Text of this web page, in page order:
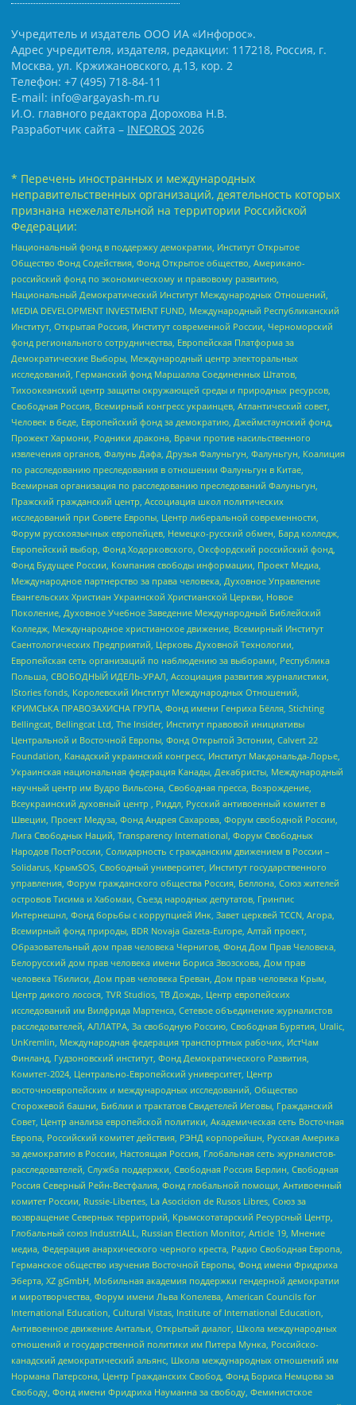
Учредитель и издатель ООО ИА «Инфорос».
Адрес учредителя, издателя, редакции: 117218, Россия, г.
Москва, ул. Кржижановского, д.13, кор. 2
Телефон: +7 (495) 718-84-11
E-mail: info@argayash-m.ru
И.О. главного редактора Дорохова Н.В.
Разработчик сайта – INFOROS 2026
* Перечень иностранных и международных
неправительственных организаций, деятельность которых
признана нежелательной на территории Российской
Федерации:
Национальный фонд в поддержку демократии, Институт Открытое
Общество Фонд Содействия, Фонд Открытое общество, Американо-
российский фонд по экономическому и правовому развитию,
Национальный Демократический Институт Международных Отношений,
MEDIA DEVELOPMENT INVESTMENT FUND, Международный Республиканский
Институт, Открытая Россия, Институт современной России, Черноморский
фонд регионального сотрудничества, Европейская Платформа за
Демократические Выборы, Международный центр электоральных
исследований, Германский фонд Маршалла Соединенных Штатов,
Тихоокеанский центр защиты окружающей среды и природных ресурсов,
Свободная Россия, Всемирный конгресс украинцев, Атлантический совет,
Человек в беде, Европейский фонд за демократию, Джеймстаунский фонд,
Прожект Хармони, Родники дракона, Врачи против насильственного
извлечения органов, Фалунь Дафа, Друзья Фалуньгун, Фалуньгун, Коалиция
по расследованию преследования в отношении Фалуньгун в Китае,
Всемирная организация по расследованию преследований Фалуньгун,
Пражский гражданский центр, Ассоциация школ политических
исследований при Совете Европы, Центр либеральной современности,
Форум русскоязычных европейцев, Немецко-русский обмен, Бард колледж,
Европейский выбор, Фонд Ходорковского, Оксфордский российский фонд,
Фонд Будущее России, Компания свободы информации, Проект Медиа,
Международное партнерство за права человека, Духовное Управление
Евангельских Христиан Украинской Христианской Церкви, Новое
Поколение, Духовное Учебное Заведение Международный Библейский
Колледж, Международное христианское движение, Всемирный Институт
Саентологических Предприятий, Церковь Духовной Технологии,
Европейская сеть организаций по наблюдению за выборами, Республика
Польша, СВОБОДНЫЙ ИДЕЛЬ-УРАЛ, Ассоциация развития журналистики,
IStories fonds, Королевский Институт Международных Отношений,
КРИМСЬКА ПРАВОЗАХИСНА ГРУПА, Фонд имени Генриха Бёлля, Stichting
Bellingcat, Bellingcat Ltd, The Insider, Институт правовой инициативы
Центральной и Восточной Европы, Фонд Открытой Эстонии, Calvert 22
Foundation, Канадский украинский конгресс, Институт Макдональда-Лорье,
Украинская национальная федерация Канады, Декабристы, Международный
научный центр им Вудро Вильсона, Свободная пресса, Возрождение,
Всеукраинский духовный центр , Риддл, Русский антивоенный комитет в
Швеции, Проект Медуза, Фонд Андрея Сахарова, Форум свободной России,
Лига Свободных Наций, Transparеncy International, Форум Свободных
Народов ПостРоссии, Солидарность с гражданским движением в России –
Solidarus, КрымSOS, Свободный университет, Институт государственного
управления, Форум гражданского общества Россия, Беллона, Союз жителей
островов Тисима и Хабомаи, Съезд народных депутатов, Гринпис
Интернешнл, Фонд борьбы с коррупцией Инк, Завет церквей TCCN, Агора,
Всемирный фонд природы, BDR Novaja Gazeta-Europe, Алтай проект,
Образовательный дом прав человека Чернигов, Фонд Дом Прав Человека,
Белорусский дом прав человека имени Бориса Звозскова, Дом прав
человека Тбилиси, Дом прав человека Ереван, Дом прав человека Крым,
Центр дикого лосося, TVR Studios, ТВ Дождь, Центр европейских
исследований им Вилфрида Мартенса, Сетевое объединение журналистов
расследователей, АЛЛАТРА, За свободную Россию, Свободная Бурятия, Uralic,
UnKremlin, Международная федерация транспортных рабочих, ИстЧам
Финланд, Гудзоновский институт, Фонд Демократического Развития,
Комитет-2024, Центрально-Европейский университет, Центр
восточноевропейских и международных исследований, Общество
Сторожевой башни, Библии и трактатов Свидетелей Иеговы, Гражданский
Совет, Центр анализа европейской политики, Академическая сеть Восточная
Европа, Российский комитет действия, РЭНД корпорейшн, Русская Америка
за демократию в России, Настоящая Россия, Глобальная сеть журналистов-
расследователей, Служба поддержки, Свободная Россия Берлин, Свободная
Россия Северный Рейн-Вестфалия, Фонд глобальной помощи, Антивоенный
комитет России, Russie-Libertes, La Asocicion de Rusos Libres, Союз за
возвращение Северных территорий, Крымскотатарский Ресурсный Центр,
Глобальный союз IndustriALL, Russian Election Monitor, Article 19, Мнение
медиа, Федерация анархического черного креста, Радио Свободная Европа,
Германское общество изучения Восточной Европы, Фонд имени Фридриха
Эберта, XZ gGmbH, Мобильная академия поддержки гендерной демократии
и миротворчества, Форум имени Льва Копелева, American Councils for
International Education, Cultural Vistas, Institute of International Education,
Антивоенное движение Антальи, Открытый диалог, Школа международных
отношений и государственной политики им Питера Мунка, Российско-
канадский демократический альянс, Школа международных отношений им
Нормана Патерсона, Центр Гражданских Свобод, Фонд Бориса Немцова за
Свободу, Фонд имени Фридриха Науманна за свободу, Феминистское